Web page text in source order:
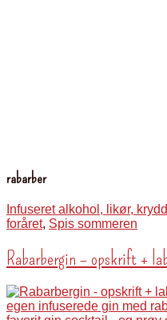
rabarber
Infuseret alkohol, likør,
foråret, Spis sommeren
Rabarbergin – opskrift +